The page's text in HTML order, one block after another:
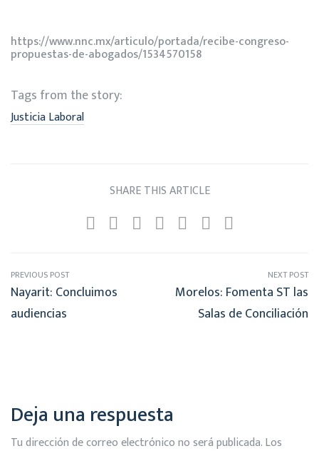
https://www.nnc.mx/articulo/portada/recibe-congreso-
propuestas-de-abogados/1534570158
Tags from the story:
Justicia Laboral
SHARE THIS ARTICLE
PREVIOUS POST
Nayarit: Concluimos
audiencias
NEXT POST
Morelos: Fomenta ST las
Salas de Conciliación
Deja una respuesta
Tu dirección de correo electrónico no será publicada.Los